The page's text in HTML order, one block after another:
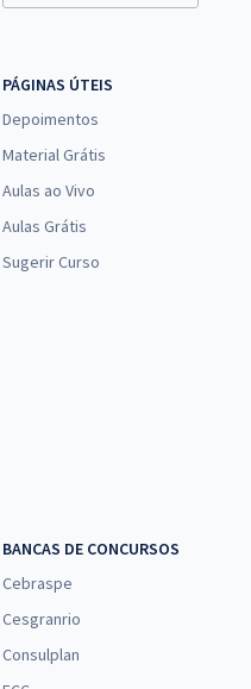
PÁGINAS ÚTEIS
Depoimentos
Material Grátis
Aulas ao Vivo
Aulas Grátis
Sugerir Curso
BANCAS DE CONCURSOS
Cebraspe
Cesgranrio
Consulplan